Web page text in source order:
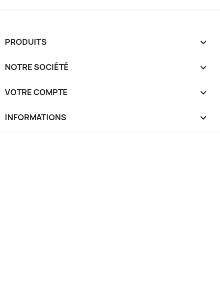
PRODUITS 
NOTRE SOCIÉTÉ 
VOTRE COMPTE 
INFORMATIONS keyboard_arrow_down